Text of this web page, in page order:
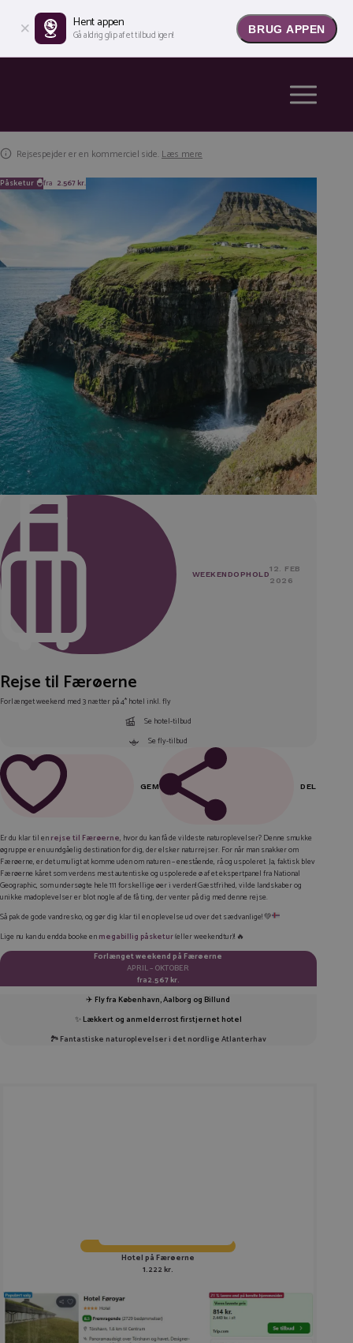
Rejsespejder er en kommerciel side. Læs mere
Påsketur 🐣fra 2.567 kr.
WEEKENDOPHOLD
12. FEB
2026
Rejse til Færøerne
Forlænget weekend med 3 nætter på 4* hotel inkl. fly
Se hotel-tilbud
Se fly-tilbud
GEM DEL
LINKEDIN
TWITTER
KOPIER LINK
Er du klar til enrejse til Færøerne, hvor du kan få de vildeste naturoplevelser? Denne smukke
øgruppe er en uundgåelig destination for dig, der elsker naturrejser. For når man snakker om
Færøerne, er det umuligt at komme uden om naturen – enestående, rå og uspoleret. Ja, faktisk blev
Færøerne kåret som verdens mest autentiske og uspolerede ø af et ekspertpanel fra National
Geographic, som undersøgte hele 111 forskellige øer i verden! Gæstfrihed, vilde landskaber og
unikke madoplevelser er blot nogle af de få ting, der venter på dig med denne rejse.
Så pak de gode vandresko, og gør dig klar til en oplevelse ud over det sædvanlige! 💚
Lige nu kan du endda booke enmegabillig påsketur(eller weekendtur)! 🔥
Forlænget weekend på Færøerne
APRIL – OKTOBER
fra2.567 kr.
✈️ Fly fra København, Aalborg og Billund
✨Lækkert og anmelderrost firstjernet hotel
🏞️Fantastiske naturoplevelser i det nordlige Atlanterhav
Hotel på Færøerne
1.222 kr.
Hent appen
Gå aldrig glip af et tilbud igen! BRUG APPEN